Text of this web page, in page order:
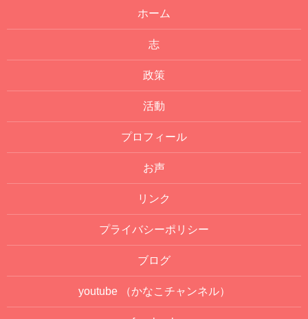
ホーム
志
政策
活動
プロフィール
お声
リンク
プライバシーポリシー
ブログ
youtube （かなこチャンネル）